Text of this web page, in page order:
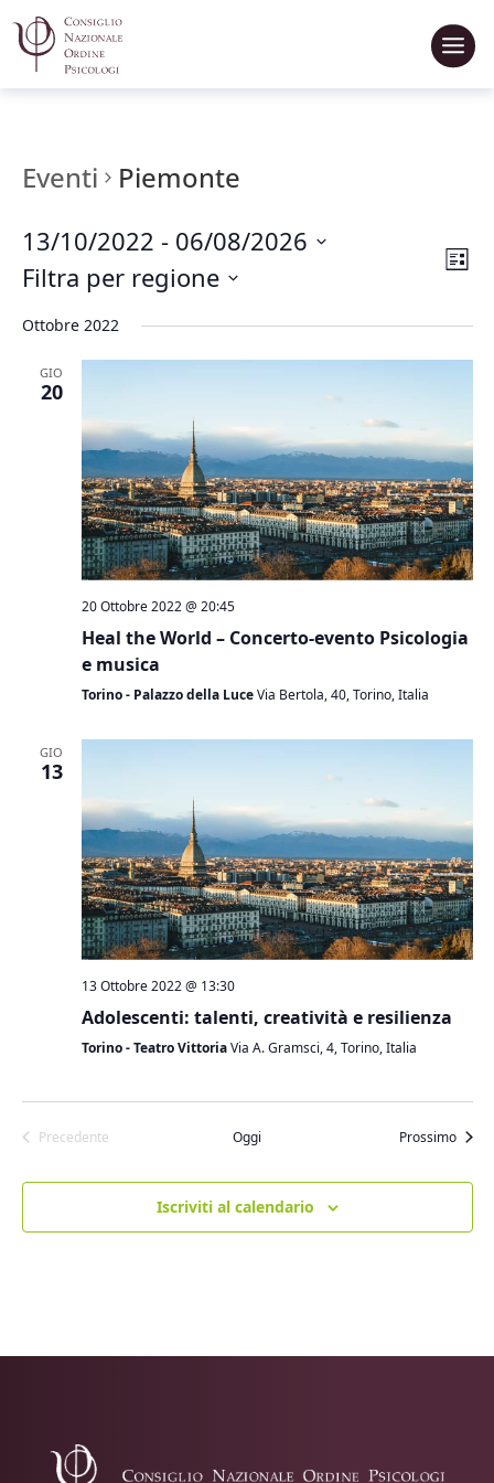
Edizione 2019
Edizione 2018
Edizione 2017
Edizione 2016
Eventi Piemonte
List
13/10/2022 - 06/08/2026
Seleziona
data.
Filtra per regione
Ottobre 2022
GIO
20
20 Ottobre 2022 @ 20:45
Heal the World – Concerto-evento Psicologia
e musica
Torino - Palazzo della LuceVia Bertola, 40, Torino, Italia
GIO
13
13 Ottobre 2022 @ 13:30
Adolescenti: talenti, creatività e resilienza
Torino - Teatro VittoriaVia A. Gramsci, 4, Torino, Italia
Precedente
Oggi ProssimoEventi
Iscriviti al calendario